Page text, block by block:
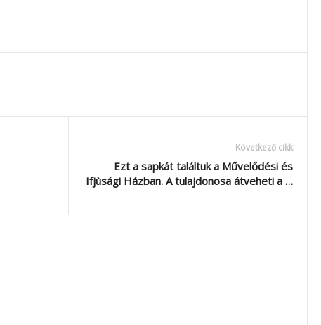
Következő cikk
Ezt a sapkát találtuk a Művelődési és
Ifjùsági Házban. A tulajdonosa átveheti a …